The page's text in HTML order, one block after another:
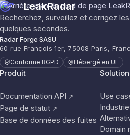
LeakRadar
Recherchez, surveillez et corrigez
quelques secondes.
Radar Forge SASU
60 rue François 1er, 75008 Paris,
Conforme RGPD Hébergé en UE
Produit
Documentation API ↗
Page de statut ↗
Base de données des fuites
Use
Domain